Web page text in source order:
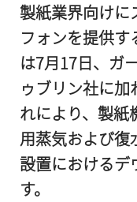
製紙業界向けに
フォンを提供
は7月17日、ガ
ゥブリン社に
れにより、製紙
用蒸気および復
設置におけるデ
す。